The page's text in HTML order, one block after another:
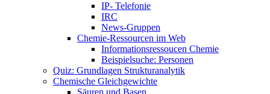
IP- Telefonie
IRC
News-Gruppen
Chemie-Ressourcen im Web
Informationsressoucen Chemie
Beispielsuche: Personen
Quiz: Grundlagen Strukturanalytik
Chemische Gleichgewichte
Säuren und Basen